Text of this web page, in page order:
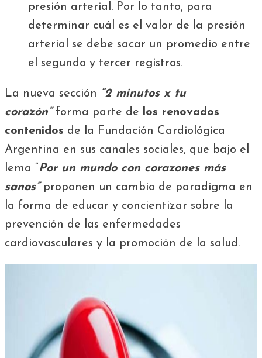
presión arterial. Por lo tanto, para
determinar cuál es el valor de la presión
arterial se debe sacar un promedio entre
el segundo y tercer registros.
La nueva sección “2 minutos x tu
corazón”forma parte de
los renovados
contenidos de la Fundación Cardiológica
Argentina en sus canales sociales, que bajo el
lema “Por un mundo con corazones más
sanos”proponen un cambio de paradigma en
la forma de educar y concientizar sobre la
prevención de las enfermedades
cardiovasculares y la promoción de la salud.